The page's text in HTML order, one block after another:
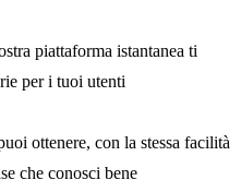
piattaforma istantanea ti
per i tuoi utenti
ottenere, con la stessa facilità
che conosci bene